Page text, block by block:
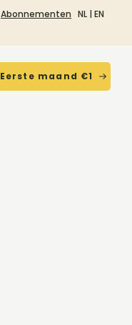
Abonnementen NL | EN
Eerste maand €1